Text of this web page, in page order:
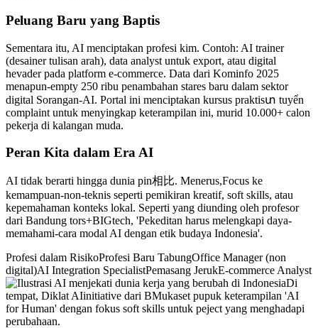
Peluang Baru yang Baptis
Sementara itu, AI menciptakan profesi kim. Contoh: AI trainer
(desainer tulisan arah), data analyst untuk export, atau digital
hevader pada platform e-commerce. Data dari Kominfo 2025
menapun-empty 250 ribu penambahan stares baru dalam sektor
digital Sorangan-AI. Portal ini menciptakan kursus praktisտ tuyển
complaint untuk menyingkap keterampilan ini, murid 10.000+ calon
pekerja di kalangan muda.
Peran Kita dalam Era AI
AI tidak berarti hingga dunia pin相比. Menerus,Focus ke
kemampuan-non-teknis seperti pemikiran kreatif, soft skills, atau
kepemahaman konteks lokal. Seperti yang diunding oleh profesor
dari Bandung tors+BIGtech, 'Pekeditan harus melengkapi daya-
memahami-cara modal AI dengan etik budaya Indonesia'.
Profesi dalam RisikoProfesi Baru TabungOffice Manager (non
digital)AI Integration SpecialistPemasang JerukE-commerce Analyst
Di
tempat, Diklat AIinitiative dari BMukaset pupuk keterampilan 'AI
for Human' dengan fokus soft skills untuk peject yang menghadapi
perubahaan.